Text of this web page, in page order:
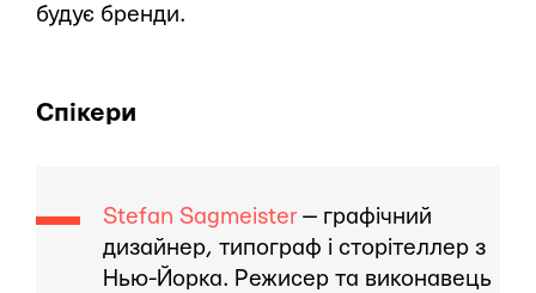
будує бренди.
Спікери
Stefan Sagmeister — графічний
дизайнер, типограф і сторітеллер з
Нью-Йорка. Режисер та виконавець